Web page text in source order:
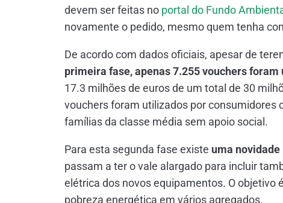
devem ser feitas no portal do Fundo
novamente o pedido, mesmo quem tenha
De acordo com dados oficiais, apesar de
primeira fase, apenas 7.255 vouchers
17.3 milhões de euros de um total de 30
vouchers foram utilizados por consumidores
famílias da classe média sem apoio social.
Para esta segunda fase existe uma
passam a ter o vale alargado para incluir
elétrica dos novos equipamentos. O objetivo
pobreza energética em vários agregados.